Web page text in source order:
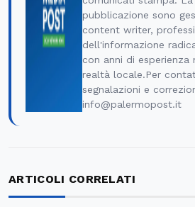
pubblicazione sono
content writer,
dell'informazione
con anni di esperienza
realtà locale.Per
segnalazioni e
info@palermopost.it
ARTICOLI CORRELATI